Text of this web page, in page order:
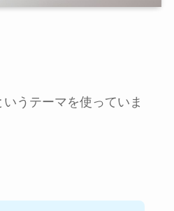
いうテーマを使っていま